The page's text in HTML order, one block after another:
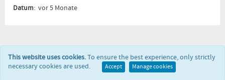
Datum: vor 5 Monate
This website uses cookies.To ensure the best experience, only strictly
necessary cookies are used.
Accept Manage cookies